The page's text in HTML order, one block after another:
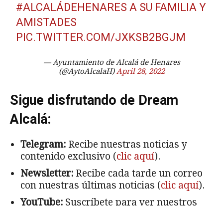
#ALCALÁDEHENARES A SU FAMILIA Y
AMISTADES
PIC.TWITTER.COM/JXKSB2BGJM
— Ayuntamiento de Alcalá de Henares
(@AytoAlcalaH)April 28, 2022
Sigue disfrutando de Dream
Alcalá:
Telegram: Recibe nuestras noticias y
contenido exclusivo (clic aquí).
Newsletter: Recibe cada tarde un correo
con nuestras últimas noticias (clic aquí).
YouTube: Suscríbete para ver nuestros